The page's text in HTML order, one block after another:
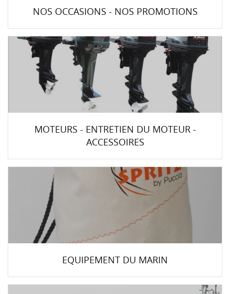
NOS OCCASIONS - NOS PROMOTIONS
MOTEURS - ENTRETIEN DU MOTEUR -
ACCESSOIRES
EQUIPEMENT DU MARIN